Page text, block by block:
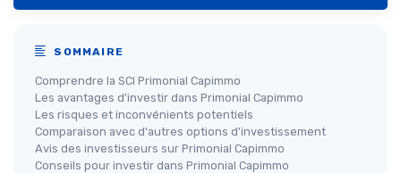
SOMMAIRE
Comprendre la SCI Primonial Capimmo
Les avantages d'investir dans Primonial Capimmo
Les risques et inconvénients potentiels
Comparaison avec d'autres options d'investissement
Avis des investisseurs sur Primonial Capimmo
Conseils pour investir dans Primonial Capimmo